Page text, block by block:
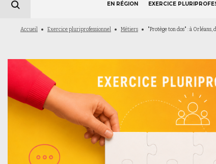
EN RÉGION EXERCICE
Fil
Accueil Exercice pluriprofessionnel Métiers "Protège ton dos" : à